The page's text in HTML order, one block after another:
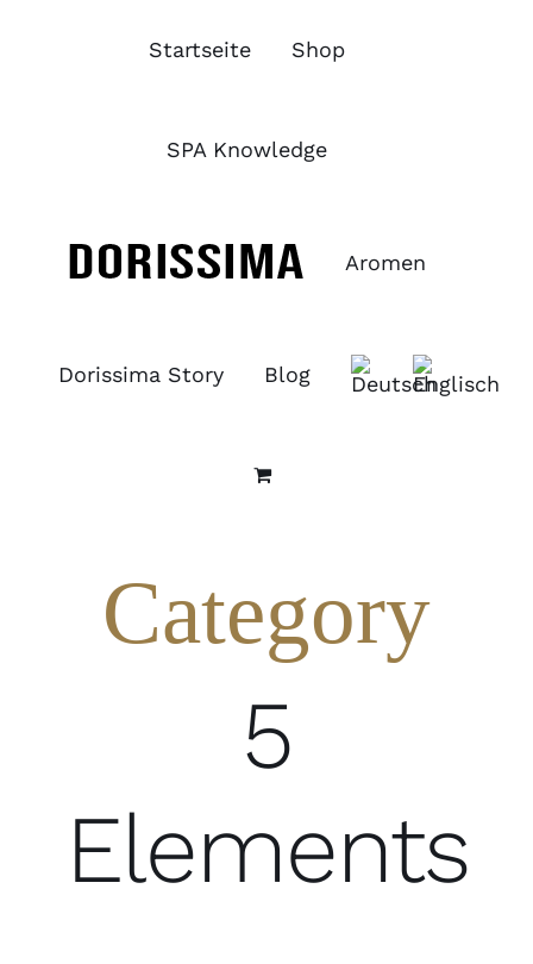
Startseite Shop
SPA Knowledge
Aromen
Dorissima Story Blog
Category
5
Elements